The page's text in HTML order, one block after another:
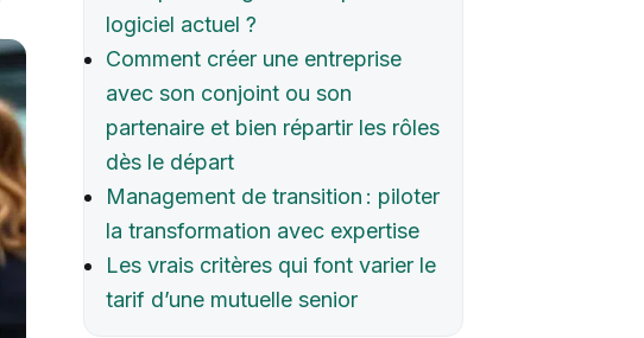
logiciel actuel ?
Comment créer une entreprise
avec son conjoint ou son
partenaire et bien répartir les rôles
dès le départ
Management de transition : piloter
la transformation avec expertise
Les vrais critères qui font varier le
tarif d’une mutuelle senior